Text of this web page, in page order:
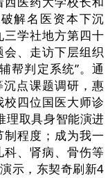
解名医资本下沉
学社地方第四十
、走访下层组织
帮判定系统”。通
点课题调研，惠
四位国医大师诊
理取具身智能演进
程度；成为我一
、肾病、骨伤等
示，东契奇刷新4